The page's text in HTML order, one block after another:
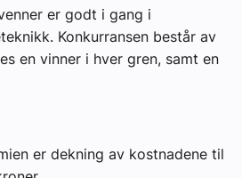
er godt i gang i
Konkurransen består av
en vinner i hver gren, samt en
er dekning av kostnadene til